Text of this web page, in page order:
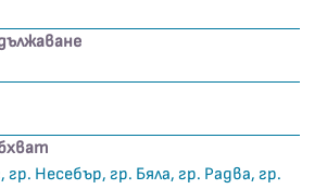
гр. Несебър, гр. Бяла, гр. Радва, гр.